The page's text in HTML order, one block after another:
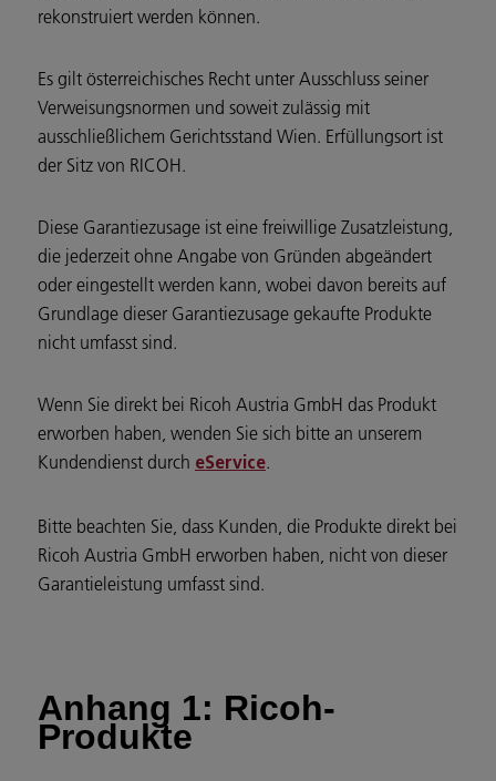
rekonstruiert werden können.
Es gilt österreichisches Recht unter Ausschluss seiner
Verweisungsnormen und soweit zulässig mit
ausschließlichem Gerichtsstand Wien. Erfüllungsort ist
der Sitz von RICOH.
Diese Garantiezusage ist eine freiwillige Zusatzleistung,
die jederzeit ohne Angabe von Gründen abgeändert
oder eingestellt werden kann, wobei davon bereits auf
Grundlage dieser Garantiezusage gekaufte Produkte
nicht umfasst sind.
Wenn Sie direkt bei Ricoh Austria GmbH das Produkt
erworben haben, wenden Sie sich bitte an unserem
Kundendienst durch eService.
Bitte beachten Sie, dass Kunden, die Produkte direkt bei
Ricoh Austria GmbH erworben haben, nicht von dieser
Garantieleistung umfasst sind.
Anhang 1: Ricoh-
Produkte